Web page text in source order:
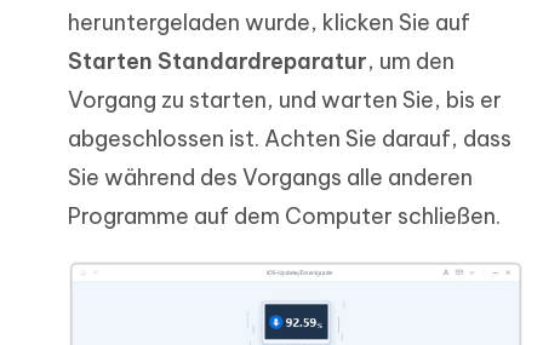
heruntergeladen wurde, klicken Sie auf
Starten Standardreparatur, um den
Vorgang zu starten, und warten Sie, bis er
abgeschlossen ist. Achten Sie darauf, dass
Sie während des Vorgangs alle anderen
Programme auf dem Computer schließen.